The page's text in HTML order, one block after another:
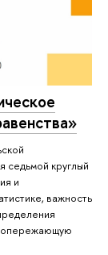
седьмой круглый
и
важность
опережающую